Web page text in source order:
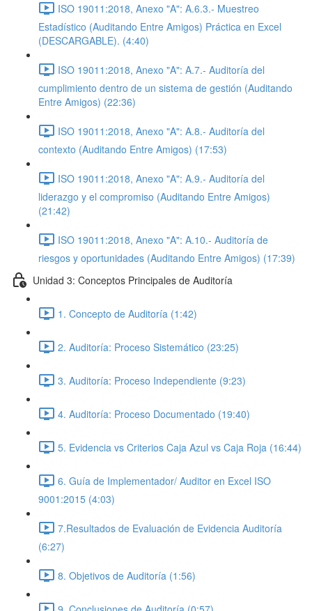
ISO 19011:2018, Anexo "A": A.6.3.- Muestreo
Estadístico (Auditando Entre Amigos) Práctica en Excel
(DESCARGABLE). (4:40)
ISO 19011:2018, Anexo "A": A.7.- Auditoría del
cumplimiento dentro de un sistema de gestión (Auditando
Entre Amigos) (22:36)
ISO 19011:2018, Anexo "A": A.8.- Auditoría del
contexto (Auditando Entre Amigos) (17:53)
ISO 19011:2018, Anexo "A": A.9.- Auditoría del
liderazgo y el compromiso (Auditando Entre Amigos)
(21:42)
ISO 19011:2018, Anexo "A": A.10.- Auditoría de
riesgos y oportunidades (Auditando Entre Amigos) (17:39)
Unidad 3: Conceptos Principales de Auditoría
1. Concepto de Auditoría (1:42)
2. Auditoría: Proceso Sistemático (23:25)
3. Auditoría: Proceso Independiente (9:23)
4. Auditoría: Proceso Documentado (19:40)
5. Evidencia vs Criterios Caja Azul vs Caja Roja (16:44)
6. Guía de Implementador/ Auditor en Excel ISO
9001:2015 (4:03)
7.Resultados de Evaluación de Evidencia Auditoría
(6:27)
8. Objetivos de Auditoría (1:56)